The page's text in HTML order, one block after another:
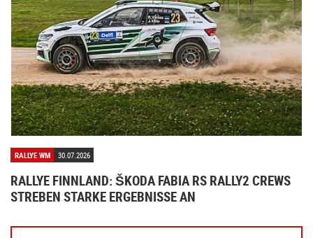
RALLYE WM 30.07.2026
RALLYE FINNLAND: ŠKODA FABIA RS RALLY2 CREWS
STREBEN STARKE ERGEBNISSE AN